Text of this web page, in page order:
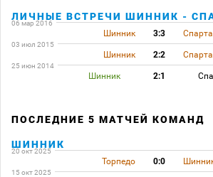
ЛИЧНЫЕ ВСТРЕЧИ ШИННИК -
06 мар 2016
Шинник 3:3
03 июл 2015
Шинник 2:2
25 июн 2014
Шинник 2:1
ПОСЛЕДНИЕ 5 МАТЧЕЙ КОМАНД
ШИННИК
20 окт 2025
Торпедо 0:0
15 окт 2025